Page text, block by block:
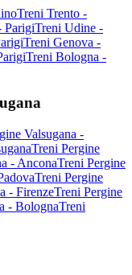
Treni Trento -
ParigiTreni Udine -
Treni Genova -
Treni Bologna -
Valsugana -
Treni Pergine
- AnconaTreni Pergine
Treni Pergine
- FirenzeTreni Pergine
- BolognaTreni